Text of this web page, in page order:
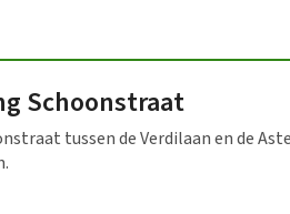
Schoonstraat
tussen de Verdilaan en de